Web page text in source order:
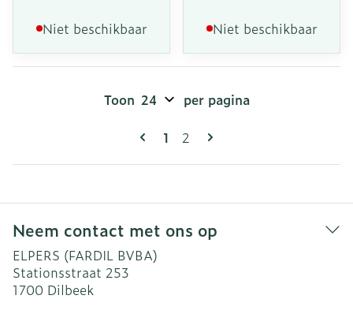
Niet beschikbaar Niet beschikbaar
Pagina's
U lees momenteel pagina
1 Pagina
2
Toon per pagina
Neem contact met ons op
ELPERS (FARDIL BVBA)
Stationsstraat 253
1700 Dilbeek